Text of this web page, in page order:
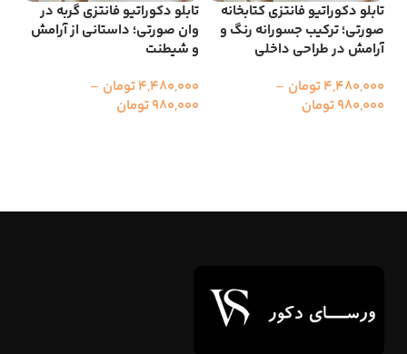
تابلو دکوراتیو فانتزی کتابخانه
صورتی؛ ترکیب جسورانه رنگ و
آرامش در طراحی داخلی
4,480,000تومان –
980,000تومان
تابلو دکوراتیو فانتزی گربه در
وان صورتی؛ داستانی از آرامش
و شیطنت
4,480,000تومان –
980,000تومان